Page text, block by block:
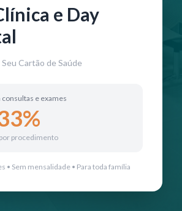
e Day
Cartão de Saúde
e exames
procedimento
• Sem mensalidade • Para toda família